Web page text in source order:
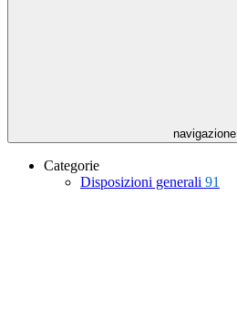
navigazione
Categorie
Disposizioni generali 91